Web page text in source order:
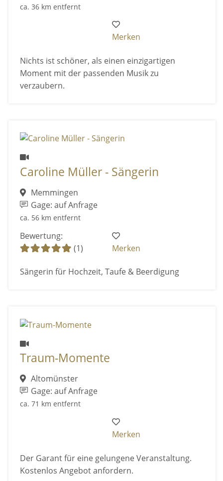
ca. 36 km entfernt
Merken
Nichts ist schöner, als einen einzigartigen
Moment mit der passenden Musik zu
verzaubern.
Caroline Müller - Sängerin
Memmingen
Gage: auf Anfrage
ca. 56 km entfernt
Bewertung:
(1)
Merken
Sängerin für Hochzeit, Taufe & Beerdigung
Traum-Momente
Altomünster
Gage: auf Anfrage
ca. 71 km entfernt
Merken
Der Garant für eine gelungene Veranstaltung.
Kostenlos Angebot anfordern.